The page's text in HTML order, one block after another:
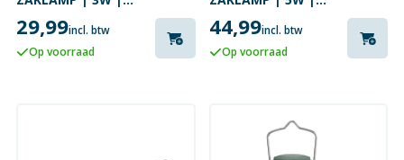
29,99incl. btw
Op voorraad
44,99incl. btw
Op voorraad